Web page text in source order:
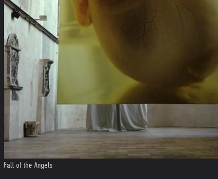
Fall of the Angels